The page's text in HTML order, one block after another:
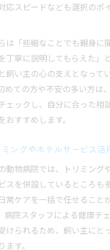
応スピードなども選択のポ
は「些細なことでも親身に
丁寧に説明してもらえた」
飼い主の心の支えとなって
めての方や不安の多い方は
ェックし、自分に合った相
すすめします。
ングやホテルサービス活
動物病院では、トリミング
スを併設しているところも
常ケアを一括で任せること
病院スタッフによる健康チ
けられるため、飼い主にと
す。